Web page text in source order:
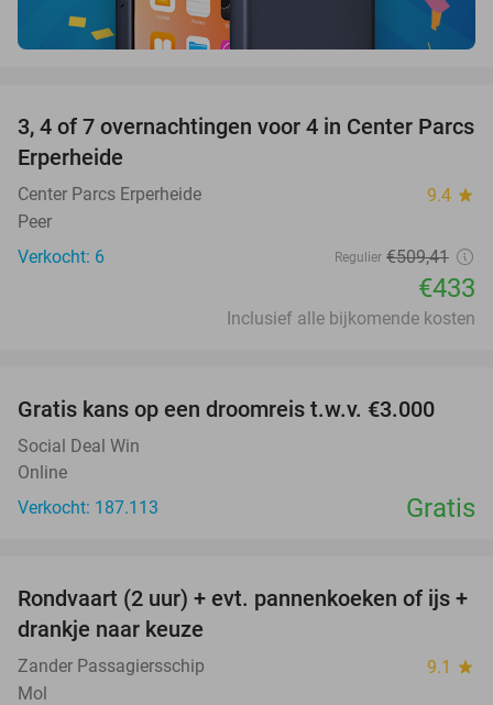
15%
3, 4 of 7 overnachtingen voor 4 in Center Parcs
Erperheide
Center Parcs Erperheide 9.4 star
Peer
Verkocht: 6
Regulier €509,41
€433
Inclusief alle bijkomende kosten
Gratis kans op een droomreis t.w.v. €3.000
Social Deal Win
Online
Verkocht: 187.113
Gratis
20%
TODAY
Rondvaart (2 uur) + evt. pannenkoeken of ijs +
drankje naar keuze
Zander Passagiersschip 9.1 star
Mol